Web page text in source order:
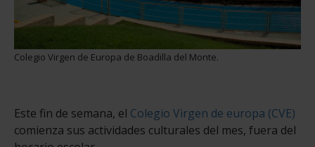
Colegio Virgen de Europa de Boadilla del Monte.
Este fin de semana, el Colegio Virgen de europa (CVE)
comienza sus actividades culturales del mes, fuera del